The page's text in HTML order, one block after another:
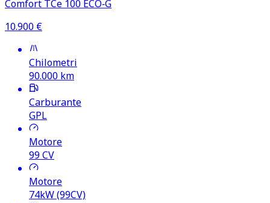
Comfort TCe 100 ECO‑G
10.900 €
Chilometri
90.000 km
Carburante
GPL
Motore
99CV
Motore
74kW (99CV)